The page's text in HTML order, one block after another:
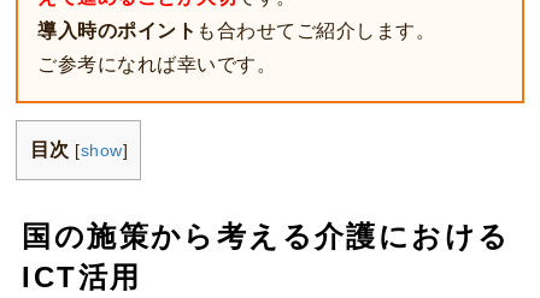
導入時のポイント も合わせてご紹介します。
ご参考になれば幸いです。
目次 [show]
国の施策から考える介護における
ICT活用